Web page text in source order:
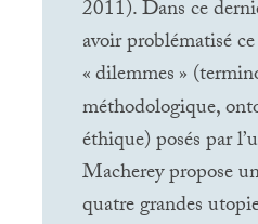
2011). Dans ce
avoir problématisé
«dilemmes»
méthodologique,
éthique) posés par
Macherey propose
quatre grandes